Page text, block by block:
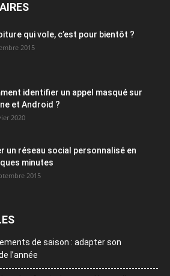
qui vole, c’est pour bientôt ?
2015
identifier un appel masqué sur
et Android ?
2020
un réseau social personnalisé en
minutes
2015
de saison : adapter son
l’année